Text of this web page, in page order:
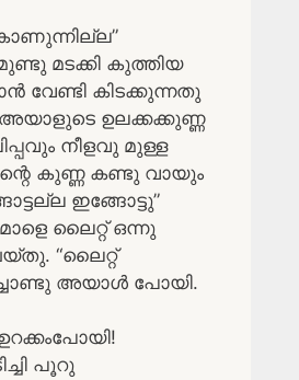
മടക്കി കുത്തിയ
വേണ്ടി കിടക്കുന്നതു
അയാളുടെ ഉലക്കക്കുണ്ണ
നീളവു മുള്ള
കുണ്ണ കണ്ടു വായും
ഇങ്ങോട്ടു”
ലൈറ്റ് ഒന്നു
“ലൈറ്റ്
അയാൾ പോയി.
പൂറു